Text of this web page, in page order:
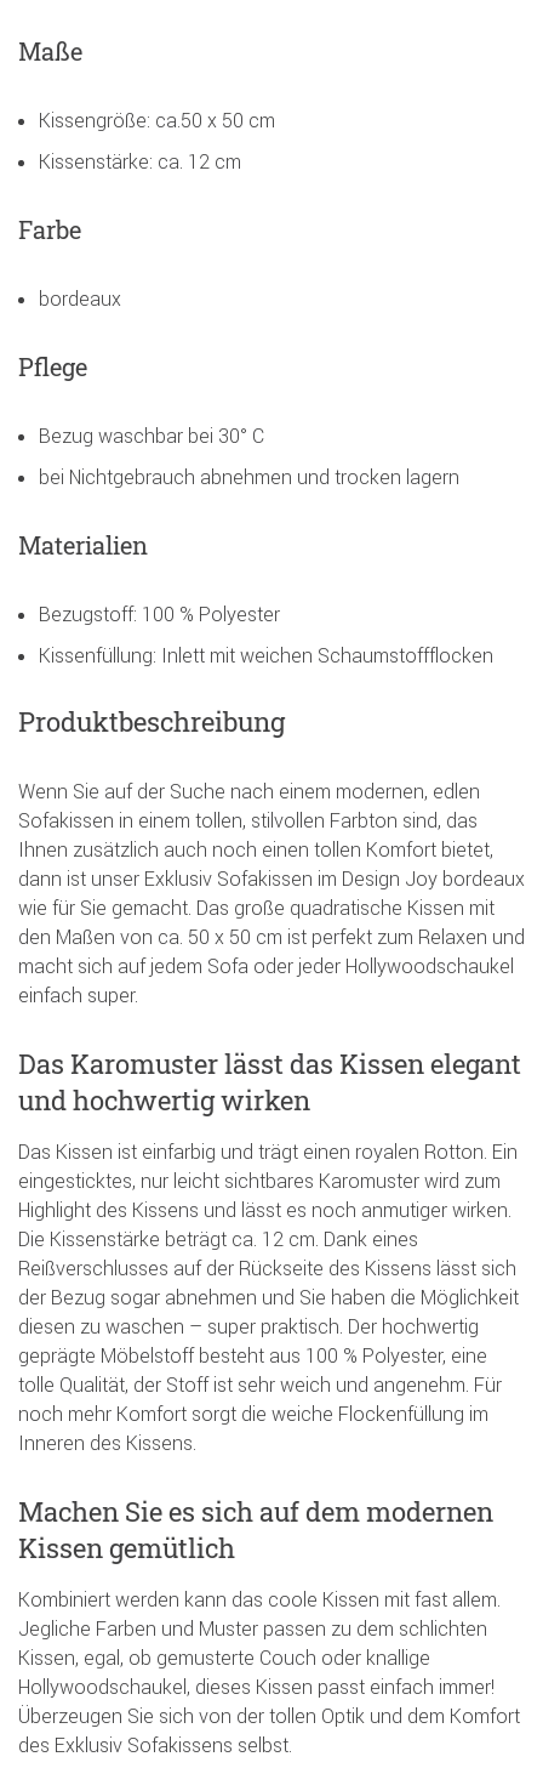
Maße
Kissengröße: ca.50 x 50 cm
Kissenstärke: ca. 12 cm
Farbe
bordeaux
Pflege
Bezug waschbar bei 30° C
bei Nichtgebrauch abnehmen und trocken lagern
Materialien
Bezugstoff: 100 % Polyester
Kissenfüllung: Inlett mit weichen Schaumstoffflocken
Produktbeschreibung
Wenn Sie auf der Suche nach einem modernen, edlen
Sofakissen in einem tollen, stilvollen Farbton sind, das
Ihnen zusätzlich auch noch einen tollen Komfort bietet,
dann ist unser Exklusiv Sofakissen im Design Joy bordeaux
wie für Sie gemacht. Das große quadratische Kissen mit
den Maßen von ca. 50 x 50 cm ist perfekt zum Relaxen und
macht sich auf jedem Sofa oder jeder Hollywoodschaukel
einfach super.
Das Karomuster lässt das Kissen elegant
und hochwertig wirken
Das Kissen ist einfarbig und trägt einen royalen Rotton. Ein
eingesticktes, nur leicht sichtbares Karomuster wird zum
Highlight des Kissens und lässt es noch anmutiger wirken.
Die Kissenstärke beträgt ca. 12 cm. Dank eines
Reißverschlusses auf der Rückseite des Kissens lässt sich
der Bezug sogar abnehmen und Sie haben die Möglichkeit
diesen zu waschen – super praktisch. Der hochwertig
geprägte Möbelstoff besteht aus 100 % Polyester, eine
tolle Qualität, der Stoff ist sehr weich und angenehm. Für
noch mehr Komfort sorgt die weiche Flockenfüllung im
Inneren des Kissens.
Machen Sie es sich auf dem modernen
Kissen gemütlich
Kombiniert werden kann das coole Kissen mit fast allem.
Jegliche Farben und Muster passen zu dem schlichten
Kissen, egal, ob gemusterte Couch oder knallige
Hollywoodschaukel, dieses Kissen passt einfach immer!
Überzeugen Sie sich von der tollen Optik und dem Komfort
des Exklusiv Sofakissens selbst.